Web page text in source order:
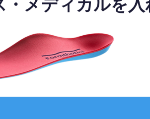
メディカルを入